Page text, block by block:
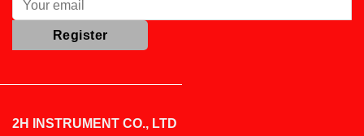
2H INSTRUMENT CO., LTD